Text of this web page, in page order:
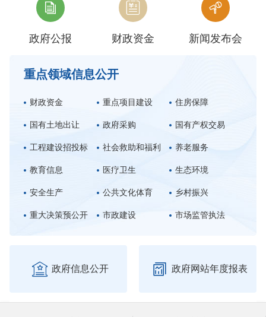

政府公报

财政资金

新闻发布会
重点领域信息公开
财政资金 重点项目建设 住房保障
国有土地出让 政府采购 国有产权交易
工程建设招投标 社会救助和福利 养老服务
教育信息 医疗卫生 生态环境
安全生产 公共文化体育 乡村振兴
重大决策预公开 市政建设 市场监管执法
 政府信息公开  政府网站年度报表